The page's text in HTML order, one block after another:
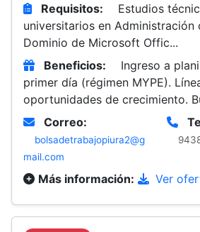
Requisitos:
Estudios
universitarios en Administración
Dominio de Microsoft Offic...
Beneficios:
Ingreso a
primer día (régimen MYPE).
oportunidades de crecimiento.
Correo:
bolsadetrabajopiura2@g
mail.com
Más información: Ver